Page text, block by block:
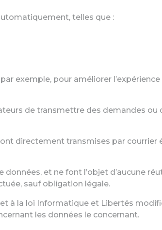
telles que :
exemple, pour améliorer l’expérience
de transmettre des demandes ou
directement transmises par courrier
et ne font l’objet d’aucune
sauf obligation légale.
à la loi Informatique et Libertés
les données le concernant.